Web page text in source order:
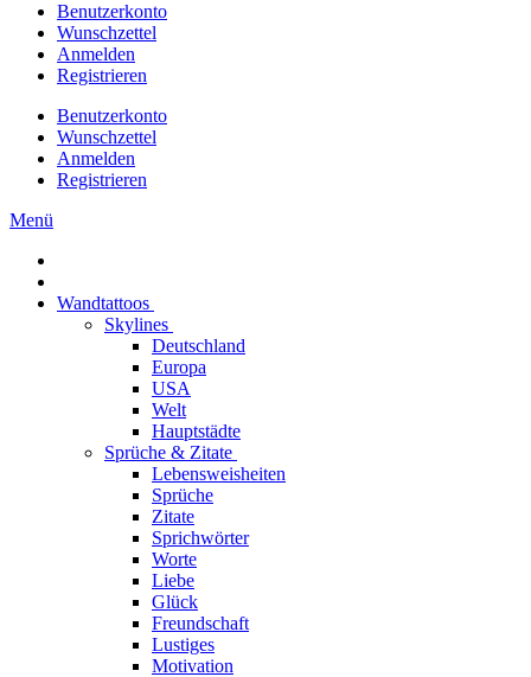
Benutzerkonto
Wunschzettel
Anmelden
Registrieren
Benutzerkonto
Wunschzettel
Anmelden
Registrieren
Menü
Wandtattoos
Skylines
Deutschland
Europa
USA
Welt
Hauptstädte
Sprüche & Zitate
Lebensweisheiten
Sprüche
Zitate
Sprichwörter
Worte
Liebe
Glück
Freundschaft
Lustiges
Motivation